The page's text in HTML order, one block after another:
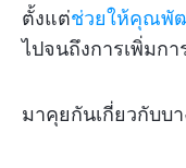
ตั้งแต่ช่วยให้คุณพั
ไปจนถึงการเพิ่มก
มาคุยกันเกี่ยวกับบ